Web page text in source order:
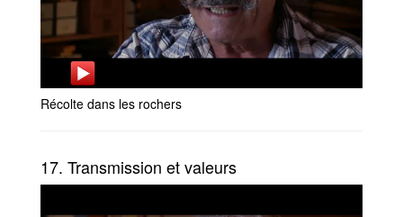
Récolte dans les rochers
17. Transmission et valeurs